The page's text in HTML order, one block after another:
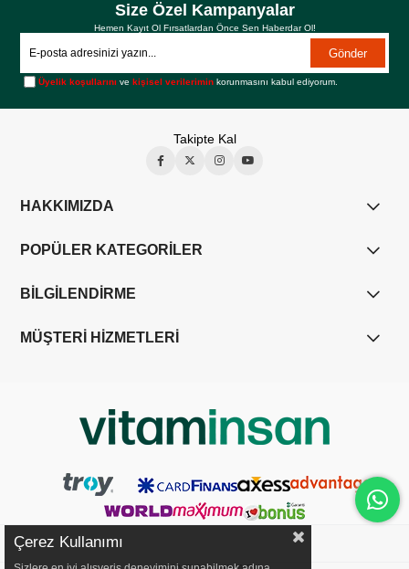
Size Özel Kampanyalar
Hemen Kayıt Ol Fırsatlardan Önce Sen Haberdar Ol!
Gönder
Üyelik koşullarını vekişisel verilerimin korunmasını kabul ediyorum.
Takipte Kal
HAKKIMIZDA
POPÜLER KATEGORİLER
BİLGİLENDİRME
MÜŞTERİ HİZMETLERİ
Çerez Kullanımı